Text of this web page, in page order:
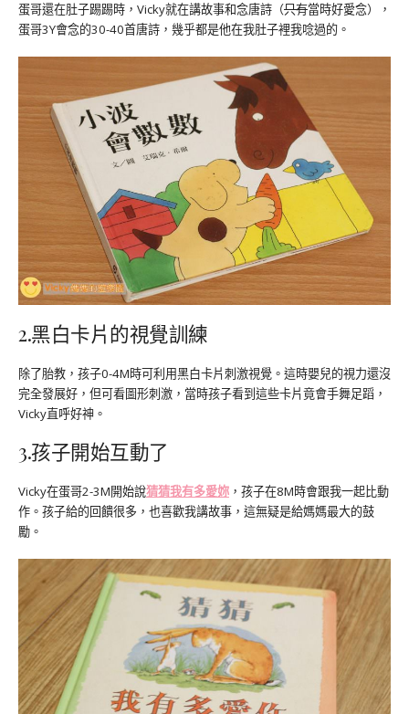
蛋哥還在肚子踢踢時，Vicky就在講故事和念唐詩（只有當時好愛念），
蛋哥3Y會念的30-40首唐詩，幾乎都是他在我肚子裡我唸過的。
2.黑白卡片的視覺訓練
除了胎教，孩子0-4M時可利用黑白卡片刺激視覺。這時嬰兒的視力還沒
完全發展好，但可看圖形刺激，當時孩子看到這些卡片竟會手舞足蹈，
Vicky直呼好神。
3.孩子開始互動了
Vicky在蛋哥2-3M開始說猜猜我有多愛妳 ，孩子在8M時會跟我一起比動
作。孩子給的回饋很多，也喜歡我講故事，這無疑是給媽媽最大的鼓
勵。